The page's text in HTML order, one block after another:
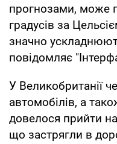
прогнозами, може
градусів за
значно
повідомляє
У Великобританії
автомобілів, а
довелося прийти
що застрягли в